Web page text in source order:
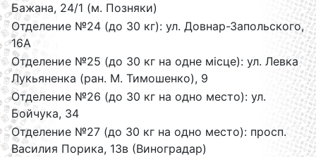
Бажана, 24/1 (м. Позняки)
Отделение №24 (до 30 кг): ул. Довнар-Запольского,
16А
Отделение №25 (до 30 кг на одне місце): ул. Левка
Лукьяненка (ран. М. Тимошенко), 9
Отделение №26 (до 30 кг на одно место): ул.
Бойчука, 34
Отделение №27 (до 30 кг на одно место): просп.
Василия Порика, 13в (Виноградар)